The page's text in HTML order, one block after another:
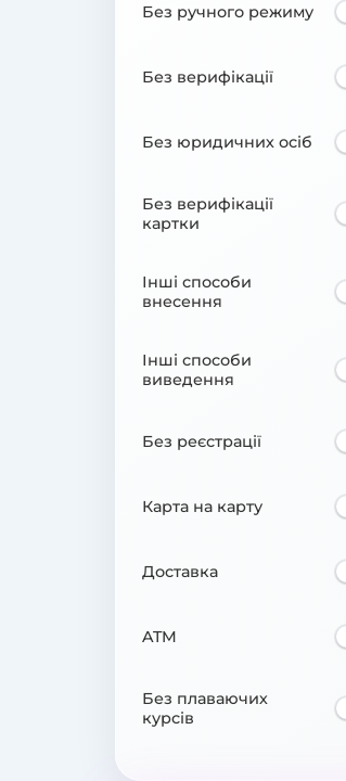
Без ручного режиму
Без верифікації
Без юридичних осіб
Без верифікації
картки
Інші способи
внесення
Інші способи
виведення
Без реєстрації
Карта на карту
Доставка
ATM
Без плаваючих
курсів